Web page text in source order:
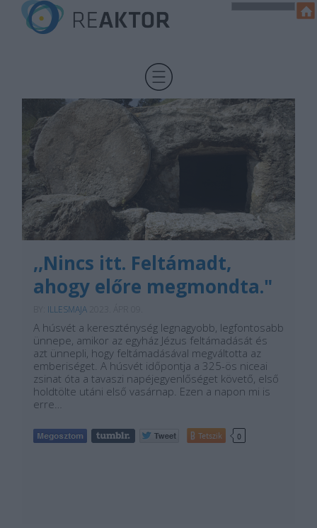
,,Nincs itt. Feltámadt,
ahogy előre megmondta."
ILLESMAJA
A húsvét a kereszténység legnagyobb, legfontosabb
ünnepe, amikor az egyház Jézus feltámadását és
azt ünnepli, hogy feltámadásával megváltotta az
emberiséget. A húsvét időpontja a 325-ös niceai
zsinat óta a tavaszi napéjegyenlőséget követő, első
holdtölte utáni első vasárnap. Ezen a napon mi is
erre…
Tetszik 0